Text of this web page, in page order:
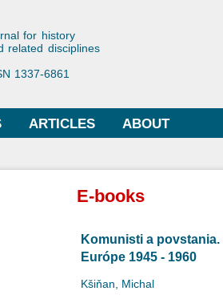
Historiae
for history
related disciplines
1337-6861
ARTICLES ABOUT
E-books
Komunisti a
Európe 1945 - 1960
Kšiňan, Michal